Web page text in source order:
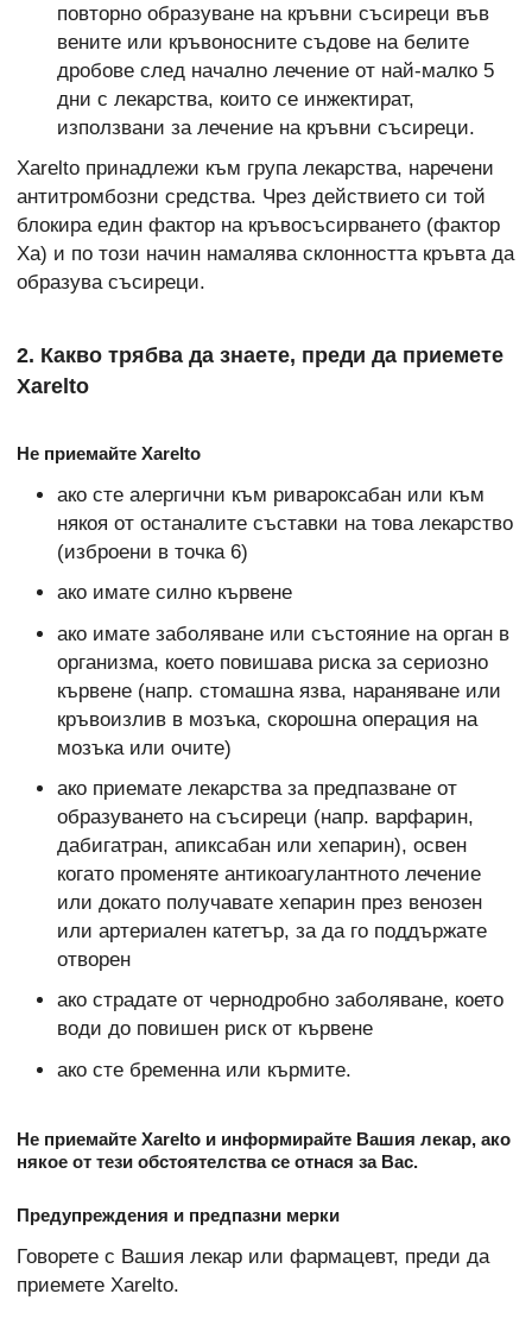
повторно образуване на кръвни съсиреци във
вените или кръвоносните съдове на белите
дробове след начално лечение от най-малко 5
дни с лекарства, които се инжектират,
използвани за лечение на кръвни съсиреци.
Xarelto принадлежи към група лекарства, наречени
антитромбозни средства. Чрез действието си той
блокира един фактор на кръвосъсирването (фактор
Xa) и по този начин намалява склонността кръвта да
образува съсиреци.
2. Какво трябва да знаете, преди да приемете
Xarelto
Не приемайте Xarelto
ако сте алергични към ривароксабан или към
някоя от останалите съставки на това лекарство
(изброени в точка 6)
ако имате силно кървене
ако имате заболяване или състояние на орган в
организма, което повишава риска за сериозно
кървене (напр. стомашна язва, нараняване или
кръвоизлив в мозъка, скорошна операция на
мозъка или очите)
ако приемате лекарства за предпазване от
образуването на съсиреци (напр. варфарин,
дабигатран, апиксабан или хепарин), освен
когато променяте антикоагулантното лечение
или докато получавате хепарин през венозен
или артериален катетър, за да го поддържате
отворен
ако страдате от чернодробно заболяване, което
води до повишен риск от кървене
ако сте бременна или кърмите.
Не приемайте Xarelto и информирайте Вашия лекар, ако
някое от тези обстоятелства се отнася за Вас.
Предупреждения и предпазни мерки
Говорете с Вашия лекар или фармацевт, преди да
приемете Xarelto.